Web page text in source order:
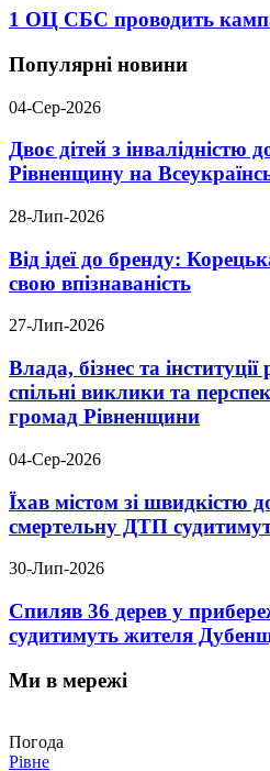
1 ОЦ СБС проводить
Популярні новини
04-Сер-2026
Двоє дітей з інвалідністю
Рівненщину на
28-Лип-2026
Від ідеї до бренду:
свою впізнаваність
27-Лип-2026
Влада, бізнес та
спільні виклики та
громад Рівненщини
04-Сер-2026
Їхав містом зі швидкістю
смертельну ДТП
30-Лип-2026
Спиляв 36 дерев у
судитимуть жителя
Ми в мережі
Погода
Рівне